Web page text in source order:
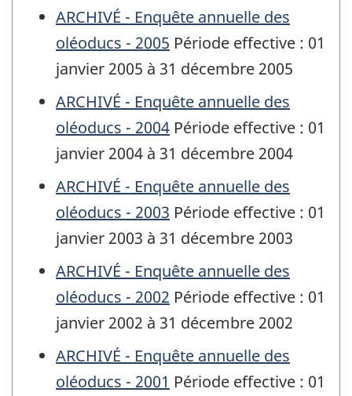
ARCHIVÉ - Enquête annuelle des
oléoducs - 2005 Période effective : 01
janvier 2005 à 31 décembre 2005
ARCHIVÉ - Enquête annuelle des
oléoducs - 2004 Période effective : 01
janvier 2004 à 31 décembre 2004
ARCHIVÉ - Enquête annuelle des
oléoducs - 2003 Période effective : 01
janvier 2003 à 31 décembre 2003
ARCHIVÉ - Enquête annuelle des
oléoducs - 2002 Période effective : 01
janvier 2002 à 31 décembre 2002
ARCHIVÉ - Enquête annuelle des
oléoducs - 2001 Période effective : 01